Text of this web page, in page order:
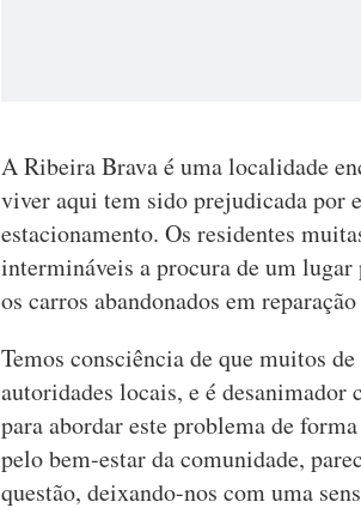
A Ribeira Brava é uma localidade
viver aqui tem sido prejudicada por
estacionamento. Os residentes
intermináveis a procura de um lugar
os carros abandonados em
Temos consciência de que muitos
autoridades locais, e é
para abordar este problema de
pelo bem-estar da comunidade,
questão, deixando-nos com uma